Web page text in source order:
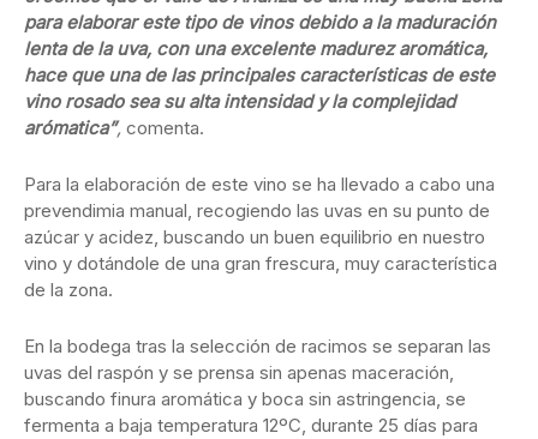
para elaborar este tipo de vinos debido a la maduración
lenta de la uva, con una excelente madurez aromática,
hace que una de las principales características de este
vino rosado sea su alta intensidad y la complejidad
arómatica”, comenta.
Para la elaboración de este vino se ha llevado a cabo una
prevendimia manual, recogiendo las uvas en su punto de
azúcar y acidez, buscando un buen equilibrio en nuestro
vino y dotándole de una gran frescura, muy característica
de la zona.
En la bodega tras la selección de racimos se separan las
uvas del raspón y se prensa sin apenas maceración,
buscando finura aromática y boca sin astringencia, se
fermenta a baja temperatura 12ºC, durante 25 días para